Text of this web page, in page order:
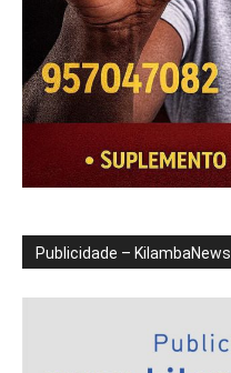
Publicidade – KilambaNews